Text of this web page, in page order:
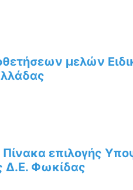
μελών
επιλογής
Δ.Ε. Φωκίδας